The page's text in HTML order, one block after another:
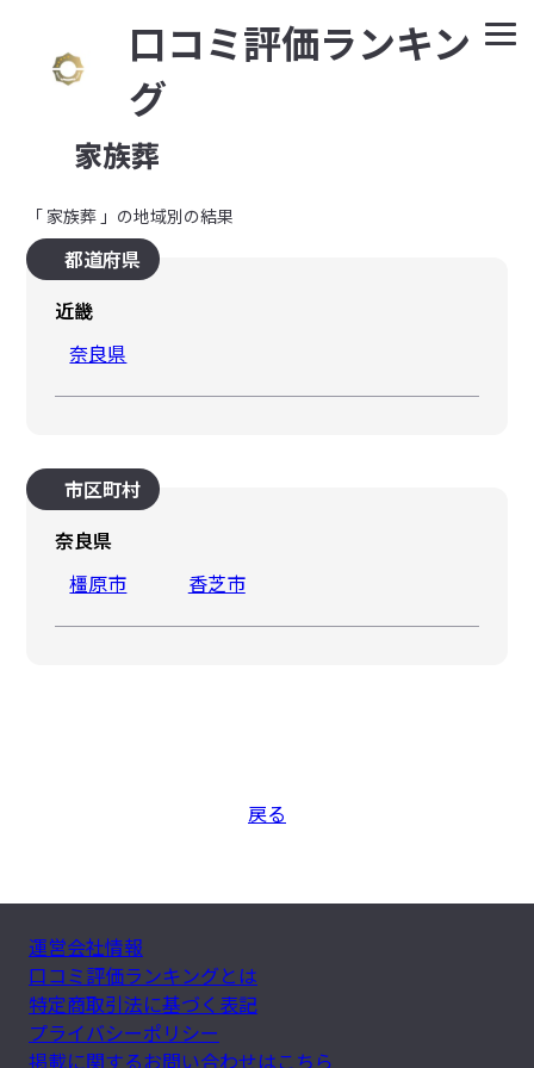
⼝コミ評価ランキン
グ
家族葬
「 家族葬 」の地域別の結果
都道府県
近畿
奈良県
市区町村
奈良県
橿原市
香芝市
戻る
運営会社情報
口コミ評価ランキングとは
特定商取引法に基づく表記
プライバシーポリシー
掲載に関するお問い合わせはこちら